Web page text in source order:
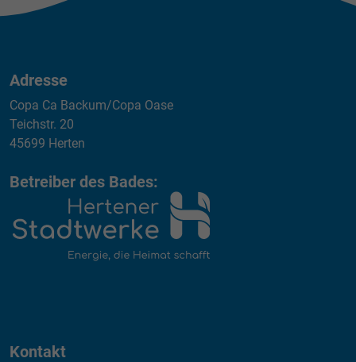
Adresse
Copa Ca Backum/Copa Oase
Teichstr. 20
45699 Herten
Betreiber des Bades:
Kontakt